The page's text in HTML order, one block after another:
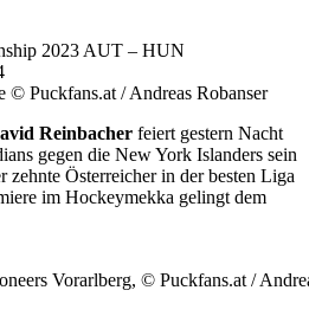
2023 AUT – HUN
© Puckfans.at / Andreas Robanser
Reinbacher feiert gestern Nacht
gegen die New York Islanders sein
Österreicher in der besten Liga
im Hockeymekka gelingt dem
Vorarlberg, © Puckfans.at /